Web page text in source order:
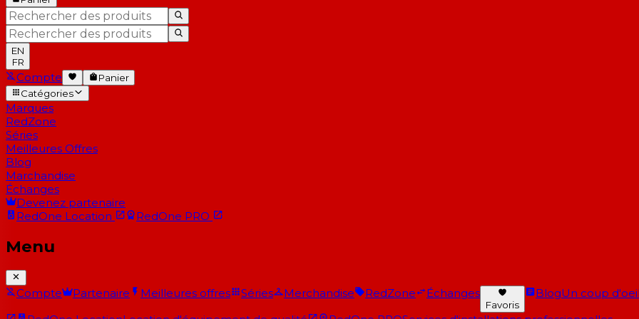
EN
FR
Compte
Panier
Catégories
Marques
RedZone
Séries
Meilleures Offres
Blog
Marchandise
Échanges
Devenez partenaire
RedOne Location RedOne PRO
Menu
Compte Partenaire Meilleures offres Séries Merchandise RedZone Échanges
Favoris
BlogUn coup